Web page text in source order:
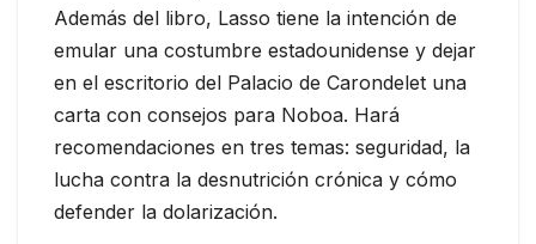
Además del libro, Lasso tiene la intención de
emular una costumbre estadounidense y dejar
en el escritorio del Palacio de Carondelet una
carta con consejos para Noboa. Hará
recomendaciones en tres temas: seguridad, la
lucha contra la desnutrición crónica y cómo
defender la dolarización.